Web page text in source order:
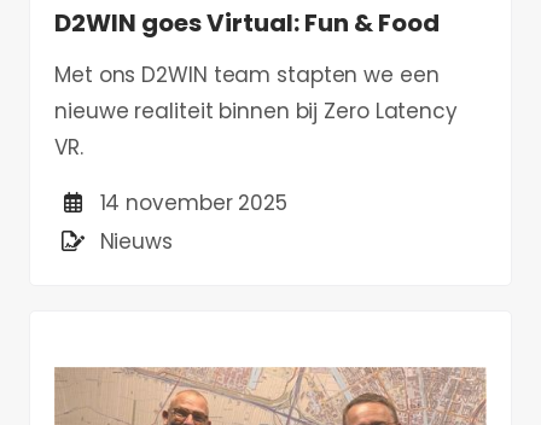
D2WIN goes Virtual: Fun & Food
Met ons D2WIN team stapten we een
nieuwe realiteit binnen bij Zero Latency
VR.
14 november 2025
Nieuws